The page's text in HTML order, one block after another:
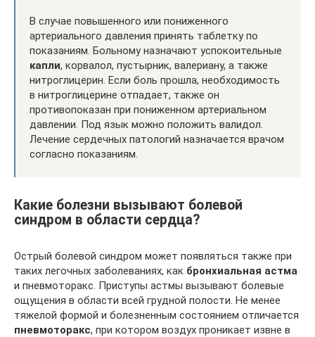
В случае повышенного или пониженного
артериального давления принять таблетку по
показаниям. Больному назначают успокоительные
капли, корвалол, пустырник, валериану, а также
нитроглицерин. Если боль прошла, необходимость
в нитроглицерине отпадает, также он
противопоказан при пониженном артериальном
давлении. Под язык можно положить валидол.
Лечение сердечных патологий назначается врачом
согласно показаниям.
Какие болезни вызывают болевой
синдром в области сердца?
Острый болевой синдром может появляться также при
таких легочных заболеваниях, как бронхиальная астма
и пневмоторакс. Приступы астмы вызывают болевые
ощущения в области всей грудной полости. Не менее
тяжелой формой и болезненным состоянием отличается
пневмоторакс, при котором воздух проникает извне в